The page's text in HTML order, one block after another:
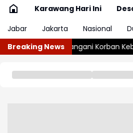
Karawang Hari Ini
Jabar
Jakarta Nasional
Breaking NewsGedung Bapenda Tiga